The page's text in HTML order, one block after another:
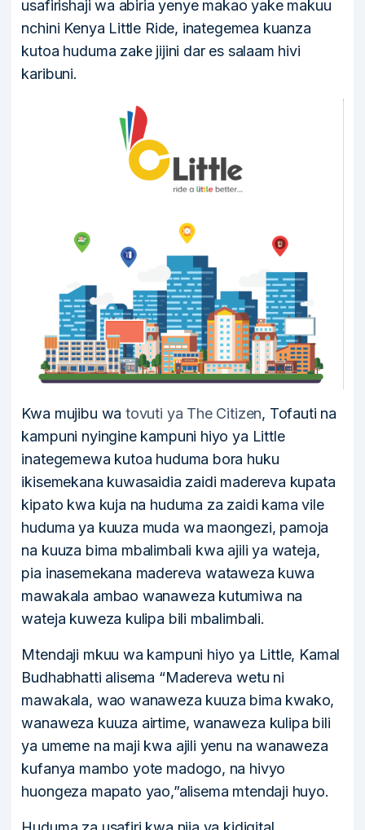
usafirishaji wa abiria yenye makao yake makuu
nchini Kenya Little Ride, inategemea kuanza
kutoa huduma zake jijini dar es salaam hivi
karibuni.
Kwa mujibu wa tovuti ya The Citizen, Tofauti na
kampuni nyingine kampuni hiyo ya Little
inategemewa kutoa huduma bora huku
ikisemekana kuwasaidia zaidi madereva kupata
kipato kwa kuja na huduma za zaidi kama vile
huduma ya kuuza muda wa maongezi, pamoja
na kuuza bima mbalimbali kwa ajili ya wateja,
pia inasemekana madereva wataweza kuwa
mawakala ambao wanaweza kutumiwa na
wateja kuweza kulipa bili mbalimbali.
Mtendaji mkuu wa kampuni hiyo ya Little, Kamal
Budhabhatti alisema “Madereva wetu ni
mawakala, wao wanaweza kuuza bima kwako,
wanaweza kuuza airtime, wanaweza kulipa bili
ya umeme na maji kwa ajili yenu na wanaweza
kufanya mambo yote madogo, na hivyo
huongeza mapato yao,”alisema mtendaji huyo.